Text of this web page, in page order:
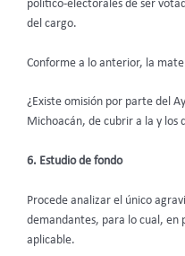
político-electorales de ser
del cargo.
Conforme a lo anterior, la
¿Existe omisión por parte del
Michoacán, de cubrir a la y los
6. Estudio de fondo
Procede analizar el único
demandantes, para lo cual, en
aplicable.